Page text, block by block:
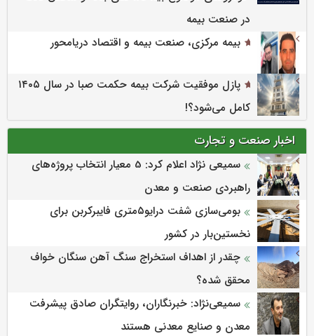
در صنعت بیمه
بیمه مرکزی، صنعت بیمه و اقتصاد دریامحور
پازل موفقیت شرکت بیمه حکمت صبا در سال ۱۴۰۵
کامل می‌شود؟!
اخبار صنعت و تجارت
سمیعی‌ نژاد اعلام کرد: 5 معیار انتخاب پروژه‌های
راهبردی صنعت و معدن
بومی‌سازی شفت درایو۵متری فایبرکربن برای
نخستین‌بار در کشور
چقدر از اهداف استخراج سنگ آهن سنگان خواف
محقق شده؟
سمیعی‌نژاد: خبرنگاران، روایتگران صادق پیشرفت
معدن و صنایع معدنی هستند